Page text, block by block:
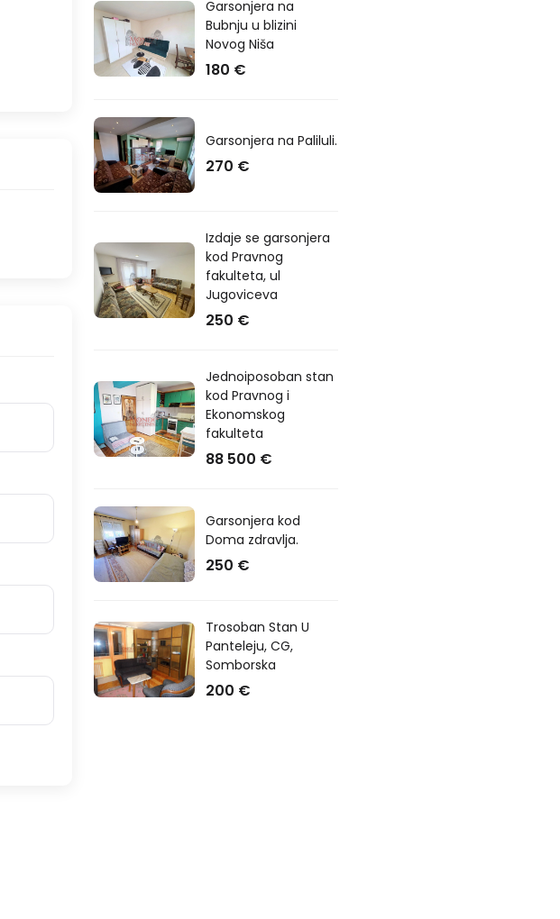
Garsonjera na
Bubnju u blizini
Novog Niša
180 €
Garsonjera na Paliluli.
270 €
Izdaje se garsonjera
kod Pravnog
fakulteta, ul
Jugoviceva
250 €
Jednoiposoban stan
kod Pravnog i
Ekonomskog
fakulteta
88 500 €
Garsonjera kod
Doma zdravlja.
250 €
Trosoban Stan U
Panteleju, CG,
Somborska
200 €